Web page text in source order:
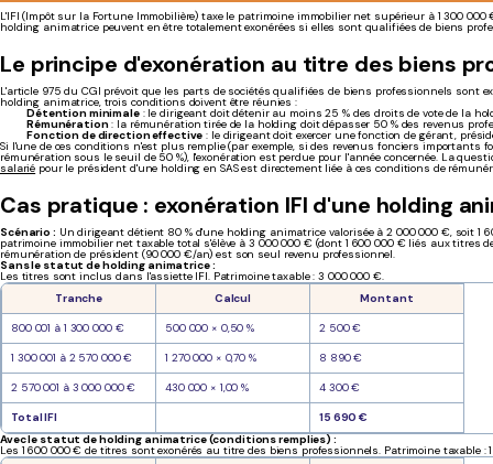
L'IFI (Impôt sur la Fortune Immobilière) taxe le patrimoine immobilier net supérieur à 1 300 000
holding animatrice peuvent en être totalement exonérées si elles sont qualifiées de biens
Le principe d'exonération au titre des biens
L'article 975 du CGI prévoit que les parts de sociétés qualifiées de biens professionnels sont
holding animatrice, trois conditions doivent être réunies :
Détention minimale: le dirigeant doit détenir au moins 25 % des droits de vote de la
Rémunération: la rémunération tirée de la holding doit dépasser 50 % des revenus
Fonction de direction effective : le dirigeant doit exercer une fonction de gérant,
Si l'une de ces conditions n'est plus remplie (par exemple, si des revenus fonciers importants
rémunération sous le seuil de 50 %), l'exonération est perdue pour l'année concernée. La
salarié pour le président d'une holding en SAS est directement liée à ces conditions de
Cas pratique : exonération IFI d'une holding
Scénario : Un dirigeant détient 80 % d'une holding animatrice valorisée à 2 000 000 €, soit 1
patrimoine immobilier net taxable total s'élève à 3 000 000 € (dont 1 600 000 € liés aux titres
rémunération de président (90 000 €/an) est son seul revenu professionnel.
Sans le statut de holding animatrice :
Les titres sont inclus dans l'assiette IFI. Patrimoine taxable : 3 000 000 €.
Tranche
Calcul Montant
800 001 à 1 300 000 € 500 000 × 0,50 % 2 500 €
1 300 001 à 2 570 000 € 1 270 000 × 0,70 % 8 890 €
2 570 001 à 3 000 000 € 430 000 × 1,00 % 4 300 €
Total IFI
15 690 €
Avec le statut de holding animatrice (conditions remplies) :
Les 1 600 000 € de titres sont exonérés au titre des biens professionnels. Patrimoine taxable :